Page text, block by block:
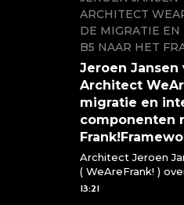
ARCHITECT
DE MIGRATIE EN
B5 NAAR HET
Jeroen Jansen
Architect
migratie en
componenten
Architect Jeroen
( WeAreFrank! )
integratie van BW5
13:21